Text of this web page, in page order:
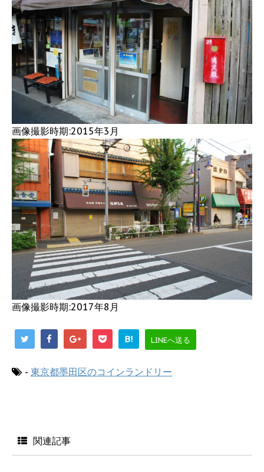
画像撮影時期:2015年3月
画像撮影時期:2017年8月
B! LINEへ送る
- 東京都墨田区のコインランドリー
関連記事